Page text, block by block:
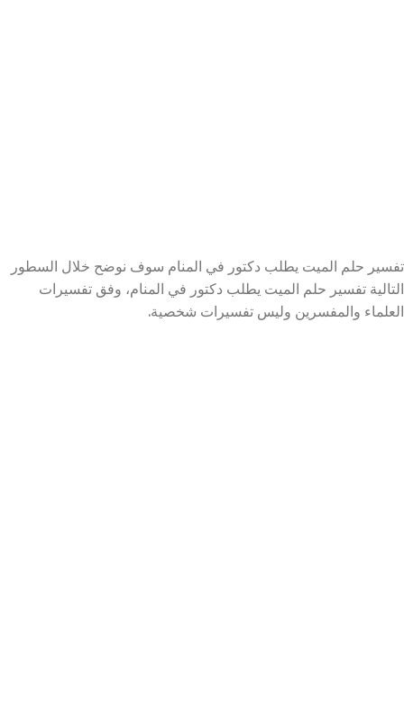
تفسير حلم الميت يطلب دكتور في المنام سوف نوضح خلال السطور
التالية تفسير حلم الميت يطلب دكتور في المنام، وفق تفسيرات
العلماء والمفسرين وليس تفسيرات شخصية.